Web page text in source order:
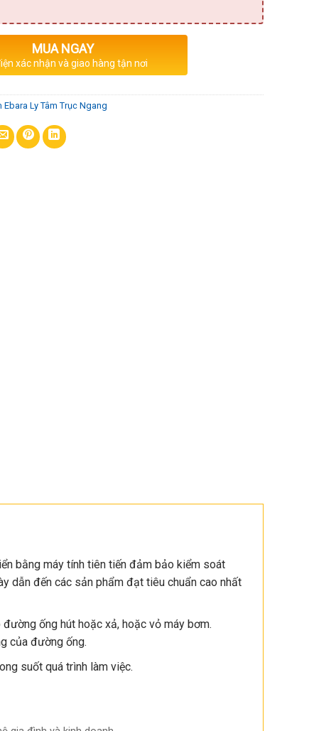
MUA NGAY
xác nhận và giao hàng tận nơi
Ebara Ly Tâm Trục Ngang
bằng máy tính tiên tiến đảm bảo kiểm soát
dẫn đến các sản phẩm đạt tiêu chuẩn cao nhất
ống hút hoặc xả, hoặc vỏ máy bơm.
của đường ống.
suốt quá trình làm việc.